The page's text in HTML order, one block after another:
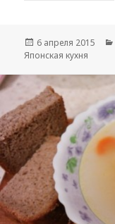
Опубликовано
6 апреля 2015
Японская кухня